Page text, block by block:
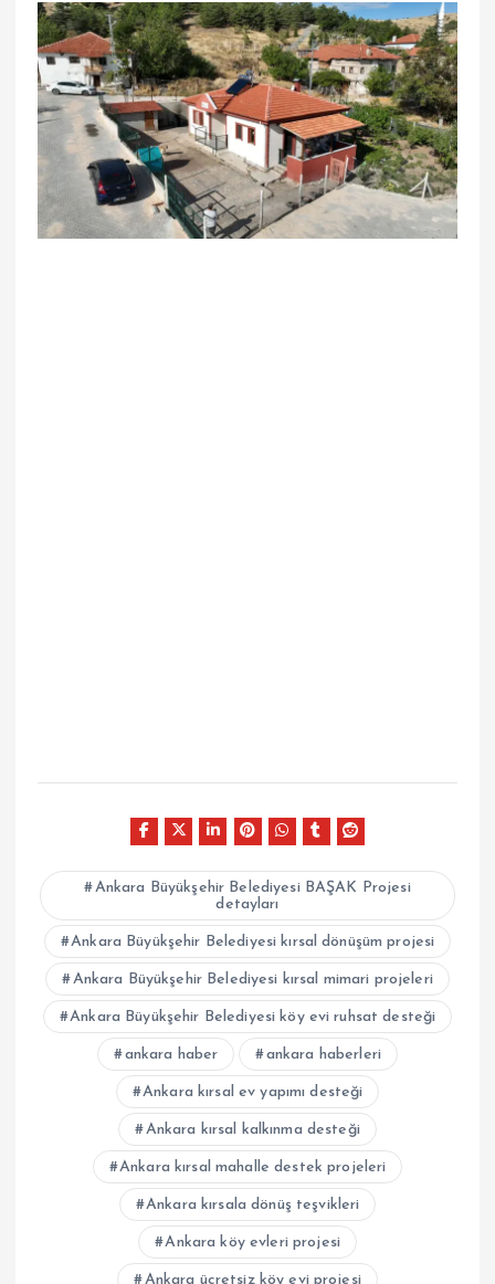
Ankara Büyükşehir Belediyesi BAŞAK Projesi
detayları
Ankara Büyükşehir Belediyesi kırsal dönüşüm projesi
Ankara Büyükşehir Belediyesi kırsal mimari projeleri
Ankara Büyükşehir Belediyesi köy evi ruhsat desteği
ankara haber ankara haberleri
Ankara kırsal ev yapımı desteği
Ankara kırsal kalkınma desteği
Ankara kırsal mahalle destek projeleri
Ankara kırsala dönüş teşvikleri
Ankara köy evleri projesi
Ankara ücretsiz köy evi projesi